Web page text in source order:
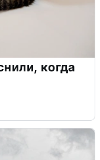
когда